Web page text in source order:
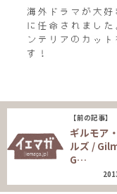
【前の記事】
ギルモア
ルズ /
G…